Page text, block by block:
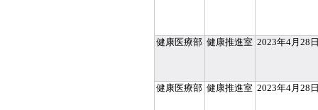
健康医療部 健康推進室 2023年4月28
健康医療部 健康推進室 2023年4月28